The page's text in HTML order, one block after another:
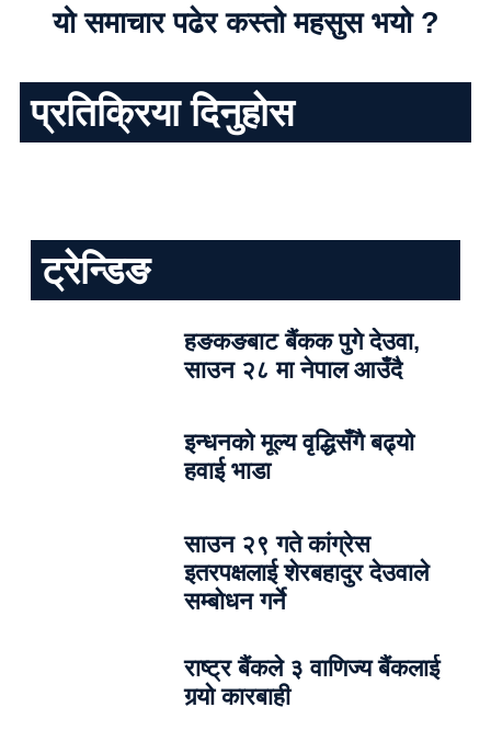
यो समाचार पढेर कस्तो महसुस भयो ?
प्रतिक्रिया दिनुहोस
ट्रेन्डिङ
हङकङबाट बैंकक पुगे देउवा,
साउन २८ मा नेपाल आउँदै
इन्धनको मूल्य वृद्धिसँगै बढ्यो
हवाई भाडा
साउन २९ गते कांग्रेस
इतरपक्षलाई शेरबहादुर देउवाले
सम्बोधन गर्ने
राष्ट्र बैंकले ३ वाणिज्य बैंकलाई
गर्‍यो कारबाही